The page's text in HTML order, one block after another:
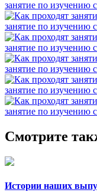
Смотрите
Истории наших